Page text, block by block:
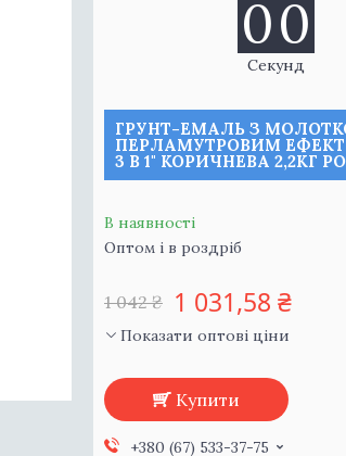
00
Секунд
ГРУНТ-ЕМАЛЬ З
ПЕРЛАМУТРОВИМ ЕФЕКТ
3 В 1" КОРИЧНЕВА 2,2КГ
В наявності
Оптом і в роздріб
1 042 ₴ 1 031,58 ₴
Показати оптові ціни
Купити
+380 (67) 533-37-75